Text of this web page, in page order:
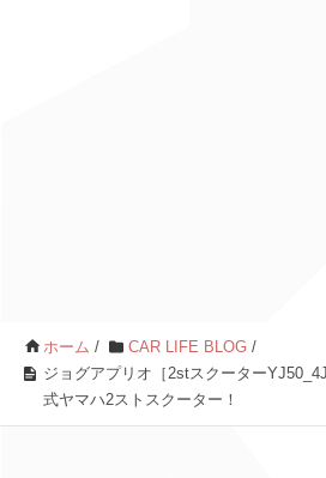
ホーム / CAR LIFE BLOG /
ジョグアプリオ［2stスクーター
式ヤマハ2ストスクーター！